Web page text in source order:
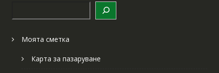
Моята сметка
Карта за пазаруване